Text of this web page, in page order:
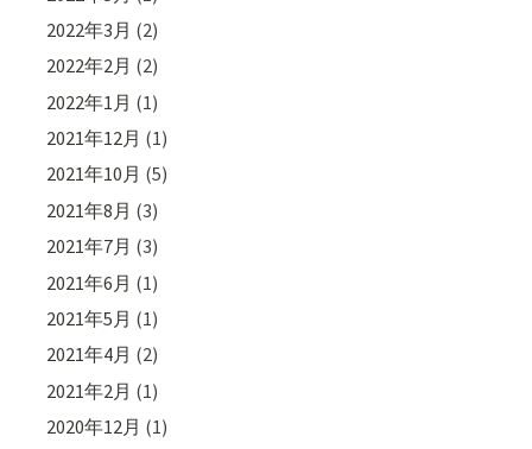
2022年3月 (2)
2022年2月 (2)
2022年1月 (1)
2021年12月 (1)
2021年10月 (5)
2021年8月 (3)
2021年7月 (3)
2021年6月 (1)
2021年5月 (1)
2021年4月 (2)
2021年2月 (1)
2020年12月 (1)